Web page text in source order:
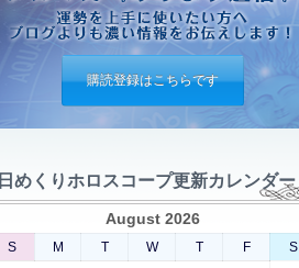
購読登録はこちらです
日めくりホロスコープ更新カレンダー
August 2026
S M T W T F
S